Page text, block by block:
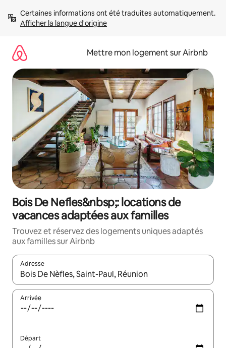
directement
Afficher la langue d'origine
Mettre mon logement sur Airbnb
Bois De Nefles&nbsp;: locations de
vacances adaptées aux familles
Trouvez et réservez des logements uniques adaptés
aux familles sur Airbnb
Adresse
Lorsque les résultats s'affichent, utilisez les flèches vers le
Arrivée
Départ